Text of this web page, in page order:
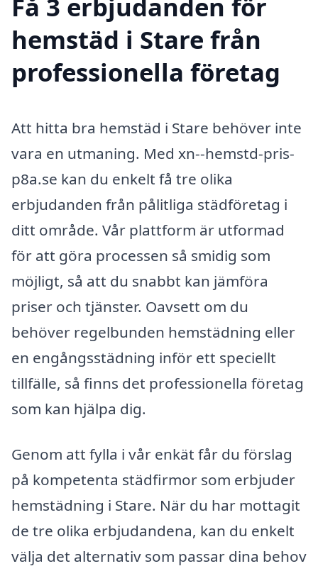
Få 3 erbjudanden för
hemstäd i Stare från
professionella företag
Att hitta bra hemstäd i Stare behöver inte
vara en utmaning. Med xn--hemstd-pris-
p8a.se kan du enkelt få tre olika
erbjudanden från pålitliga städföretag i
ditt område. Vår plattform är utformad
för att göra processen så smidig som
möjligt, så att du snabbt kan jämföra
priser och tjänster. Oavsett om du
behöver regelbunden hemstädning eller
en engångsstädning inför ett speciellt
tillfälle, så finns det professionella företag
som kan hjälpa dig.
Genom att fylla i vår enkät får du förslag
på kompetenta städfirmor som erbjuder
hemstädning i Stare. När du har mottagit
de tre olika erbjudandena, kan du enkelt
välja det alternativ som passar dina behov